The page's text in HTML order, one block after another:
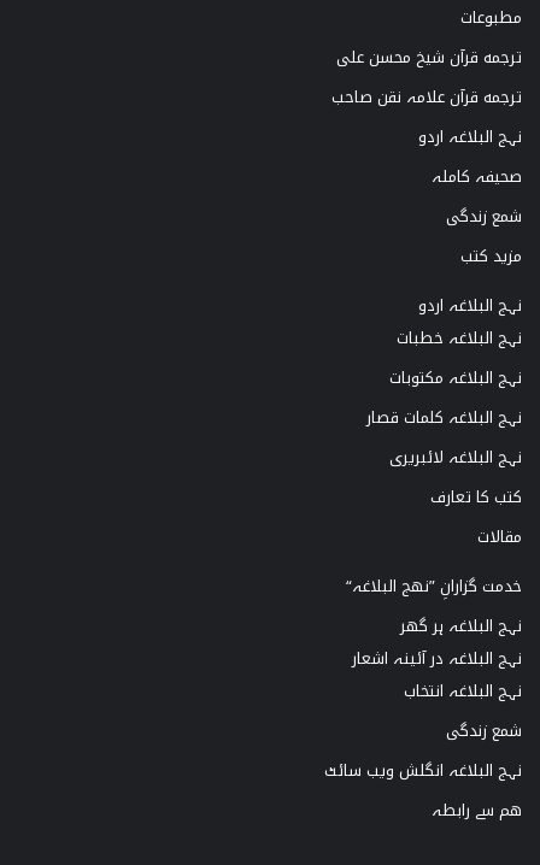
مطبوعات
ترجمه قرآن شیخ محسن علی
ترجمه قرآن علامہ نقن صاحب
نہج البلاغہ اردو
صحیفہ کاملہ
شمع زندگی
مزید کتب
نہج البلاغہ اردو
نہج البلاغہ خطبات
نہج البلاغہ مکتوبات
نہج البلاغہ کلمات قصار
نہج البلاغہ لائبریری
کتب کا تعارف
مقالات
خدمت گزارانِ ”نھج البلاغہ“
نہج البلاغہ ہر گھر
نہج البلاغہ در آئینہ اشعار
نہج البلاغہ انتخاب
شمع زندگی
نہج البلاغہ انگلش ویب سائٹ
ھم سے رابطہ